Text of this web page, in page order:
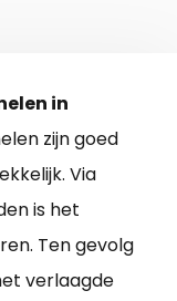
in
zijn goed
Via
is het
Ten gevolg
verlaagde